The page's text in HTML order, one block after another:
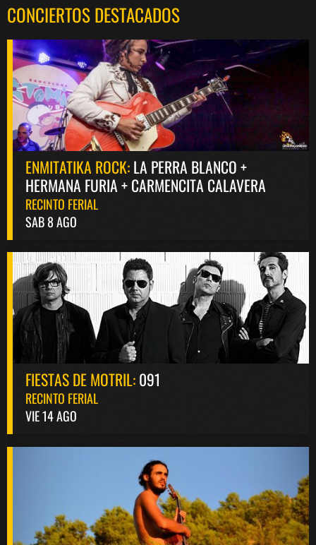
CONCIERTOS DESTACADOS
ENMITATIKA ROCK:LA PERRA BLANCO +
HERMANA FURIA + CARMENCITA CALAVERA
RECINTO FERIAL
SAB 8 AGO
FIESTAS DE MOTRIL:091
RECINTO FERIAL
VIE 14 AGO